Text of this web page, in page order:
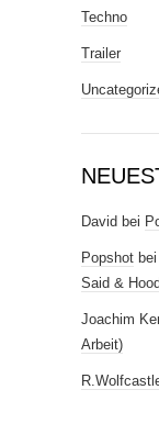
Techno
Trailer
David bei
Popshot bei
Said &
Joachim
Arbeit)